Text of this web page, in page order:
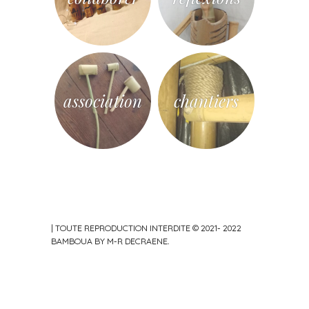
association chantiers
| TOUTE REPRODUCTION INTERDITE © 2021- 2022
BAMBOUA BY M-R DECRAENE.